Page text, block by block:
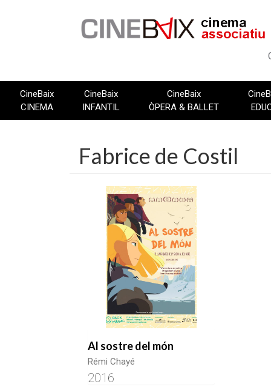
CineBaix
CINEMA
CineBaix
INFANTIL
CineBaix
ÒPERA & BALLET
Fabrice de Costil
Al sostre del món
Rémi Chayé
2016